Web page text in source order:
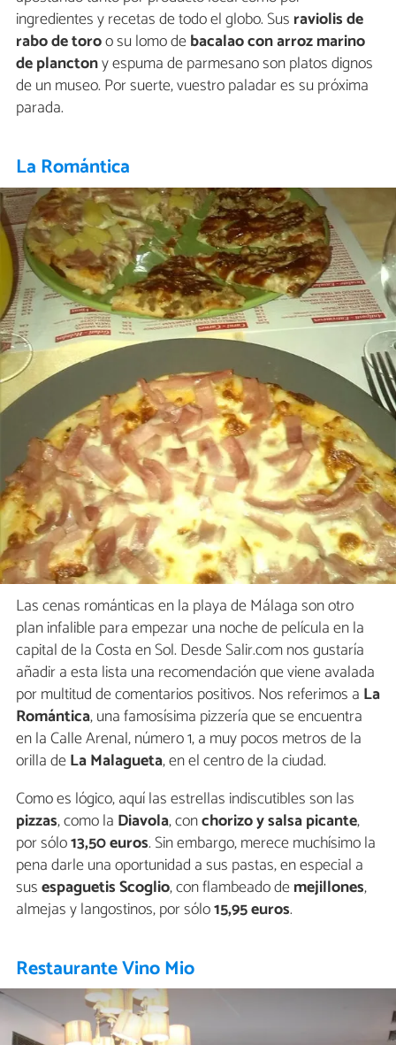
ingredientes y recetas de todo el globo. Sus raviolis de
rabo de toroo su lomo debacalao con arroz marino
de planctony espuma de parmesano son platos dignos
de un museo. Por suerte, vuestro paladar es su próxima
parada.
La Romántica
Las cenas románticas en la playa de Málaga son otro
plan infalible para empezar una noche de película en la
capital de la Costa en Sol. Desde Salir.com nos gustaría
añadir a esta lista una recomendación que viene avalada
por multitud de comentarios positivos. Nos referimos a La
Romántica, una famosísima pizzería que se encuentra
en la Calle Arenal, número 1, a muy pocos metros de la
orilla deLa Malagueta, en el centro de la ciudad.
Como es lógico, aquí las estrellas indiscutibles son las
pizzas, como la Diavola, conchorizo y salsa picante,
por sólo13,50 euros. Sin embargo, merece muchísimo la
pena darle una oportunidad a sus pastas, en especial a
susespaguetis Scoglio, con flambeado demejillones,
almejas y langostinos, por sólo15,95 euros.
Restaurante Vino Mio